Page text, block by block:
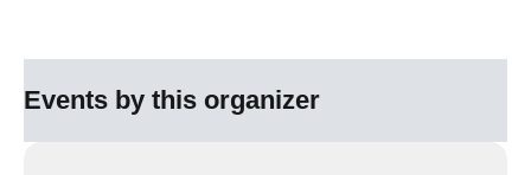
Events by this organizer